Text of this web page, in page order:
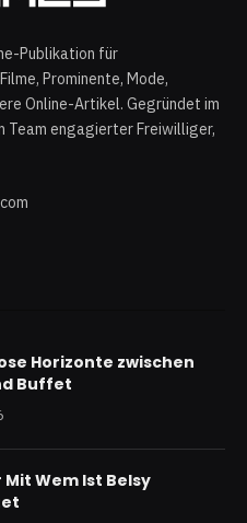
Publikation für
Prominente, Mode,
Online-Artikel. Gegründet im
Team engagierter Freiwilliger,
Horizonte zwischen
Buffet
Wem Ist Belsy